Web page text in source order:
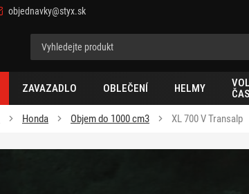
objednavky@styx.sk
ZAVAZADLO OBLEČENÍ HELMY
ČAS
Honda Objem do 1000 cm3 XL 700 V Transalp